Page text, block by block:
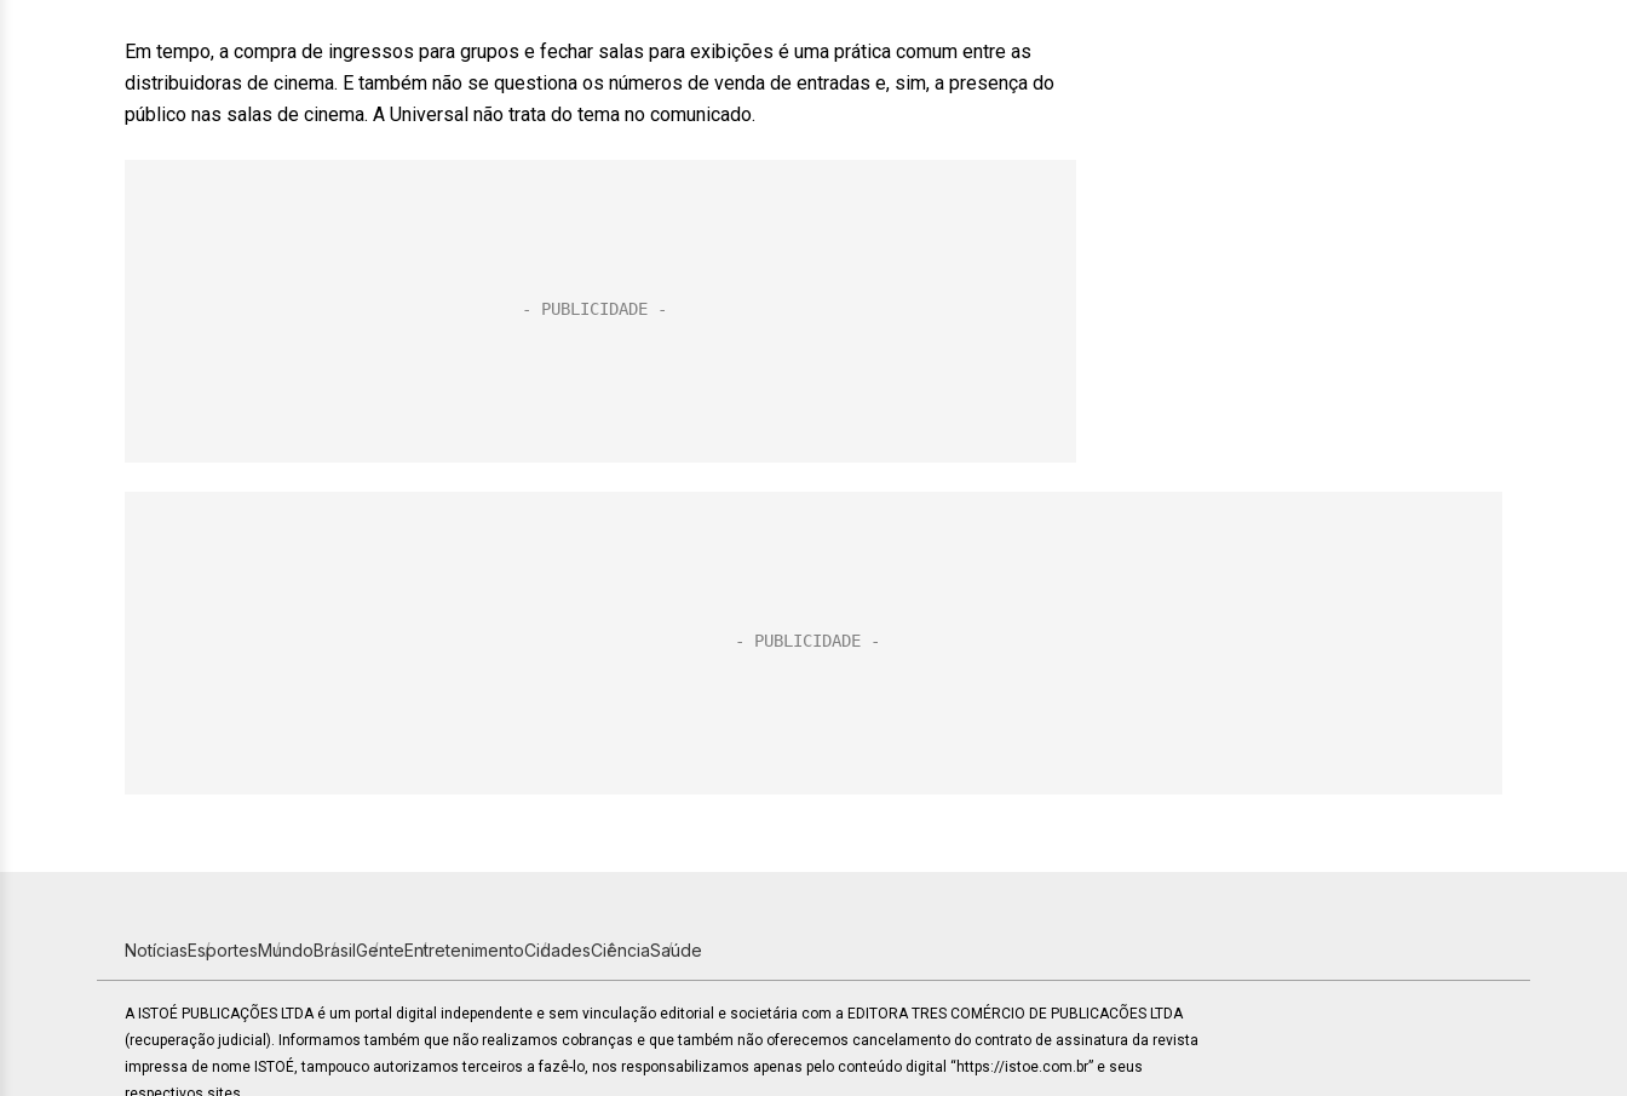
Em tempo, a compra de ingressos para grupos e fechar salas para exibições é uma prática comum entre as
distribuidoras de cinema. E também não se questiona os números de venda de entradas e, sim, a presença do
público nas salas de cinema. A Universal não trata do tema no comunicado.
NotíciasEsportesMundoBrasilGenteEntretenimentoCidadesCiênciaSaúde
A ISTOÉ PUBLICAÇÕES LTDA é um portal digital independente e sem vinculação editorial e societária com a EDITORA TRES COMÉRCIO DE PUBLICACÕES LTDA
(recuperação judicial). Informamos também que não realizamos cobranças e que também não oferecemos cancelamento do contrato de assinatura da revista
impressa de nome ISTOÉ, tampouco autorizamos terceiros a fazê-lo, nos responsabilizamos apenas pelo conteúdo digital “https://istoe.com.br” e seus